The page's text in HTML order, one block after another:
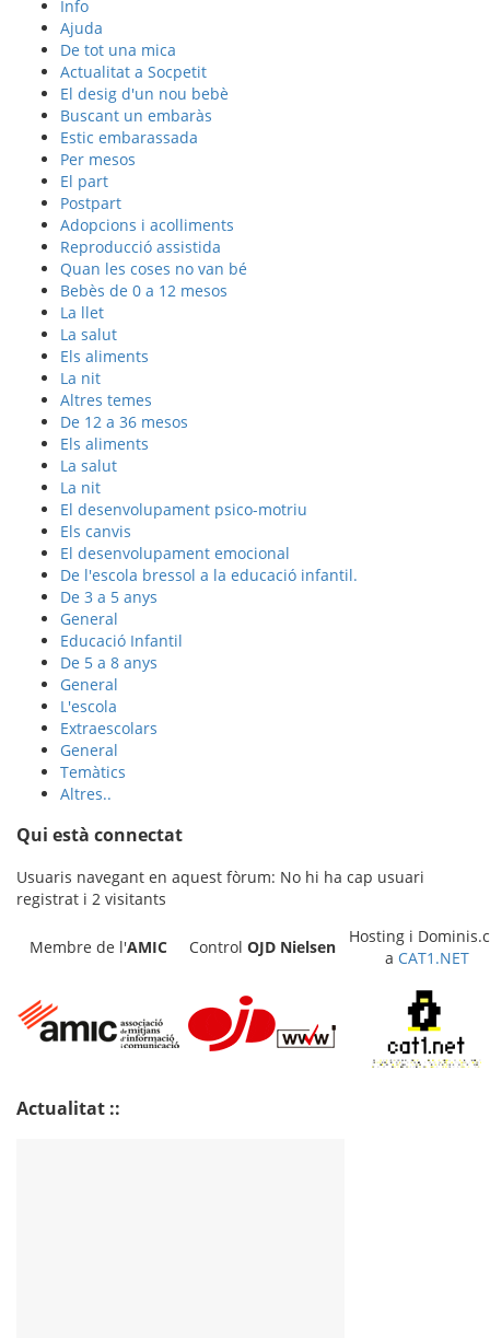
Info
Ajuda
De tot una mica
Actualitat a Socpetit
El desig d'un nou bebè
Buscant un embaràs
Estic embarassada
Per mesos
El part
Postpart
Adopcions i acolliments
Reproducció assistida
Quan les coses no van bé
Bebès de 0 a 12 mesos
La llet
La salut
Els aliments
La nit
Altres temes
De 12 a 36 mesos
Els aliments
La salut
La nit
El desenvolupament psico-motriu
Els canvis
El desenvolupament emocional
De l'escola bressol a la educació infantil.
De 3 a 5 anys
General
Educació Infantil
De 5 a 8 anys
General
L'escola
Extraescolars
General
Temàtics
Altres..
Qui està connectat
Usuaris navegant en aquest fòrum: No hi ha cap usuari
registrat i 2 visitants
Membre de l'AMIC Control OJD Nielsen
Hosting i
a CAT1.NET
Actualitat ::